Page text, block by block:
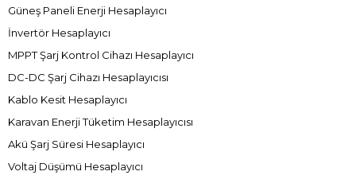
Güneş Paneli Enerji Hesaplayıcı
İnvertör Hesaplayıcı
MPPT Şarj Kontrol Cihazı Hesaplayıcı
DC-DC Şarj Cihazı Hesaplayıcısı
Kablo Kesit Hesaplayıcı
Karavan Enerji Tüketim Hesaplayıcısı
Akü Şarj Süresi Hesaplayıcı
Voltaj Düşümü Hesaplayıcı